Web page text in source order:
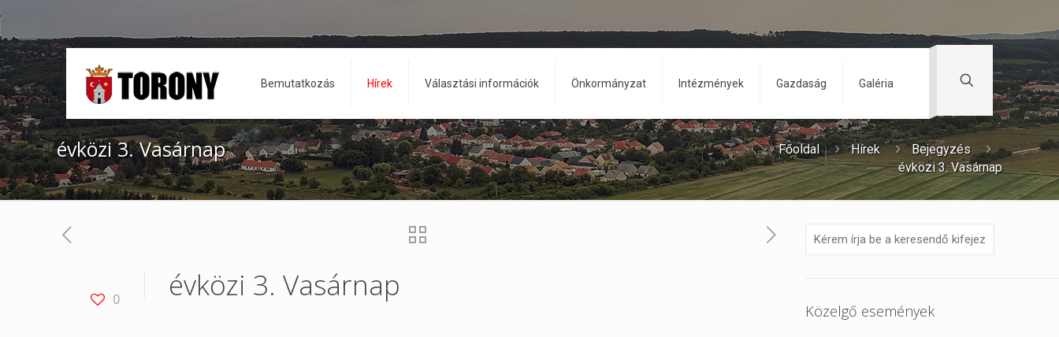
Bemutatkozás Hírek Választási információk Önkormányzat Intézmények Gazdaság Galéria
évközi 3. Vasárnap Főoldal Hírek
Bejegyzés
évközi 3. Vasárnap
0 évközi 3. Vasárnap
Közelgő események